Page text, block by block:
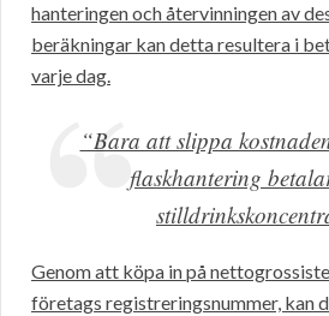
hanteringen och återvinningen av
beräkningar kan detta resultera i
varje dag.
“Bara att slippa
flaskhantering
Genom att köpa in på
företags registreringsnummer, kan